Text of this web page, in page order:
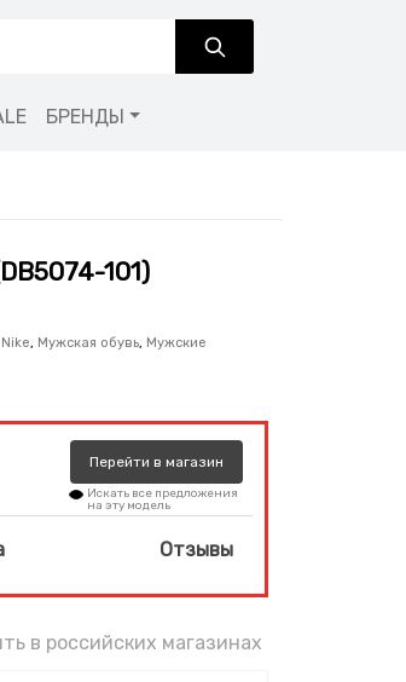
БРЕНДЫ
101)
, Мужская обувь, Мужские
Перейти в магазин
Искать все предложения
на эту модель
Отзывы
в российских магазинах